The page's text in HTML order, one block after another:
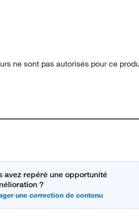
ne sont pas autorisés pour ce
avez repéré une opportunité
?